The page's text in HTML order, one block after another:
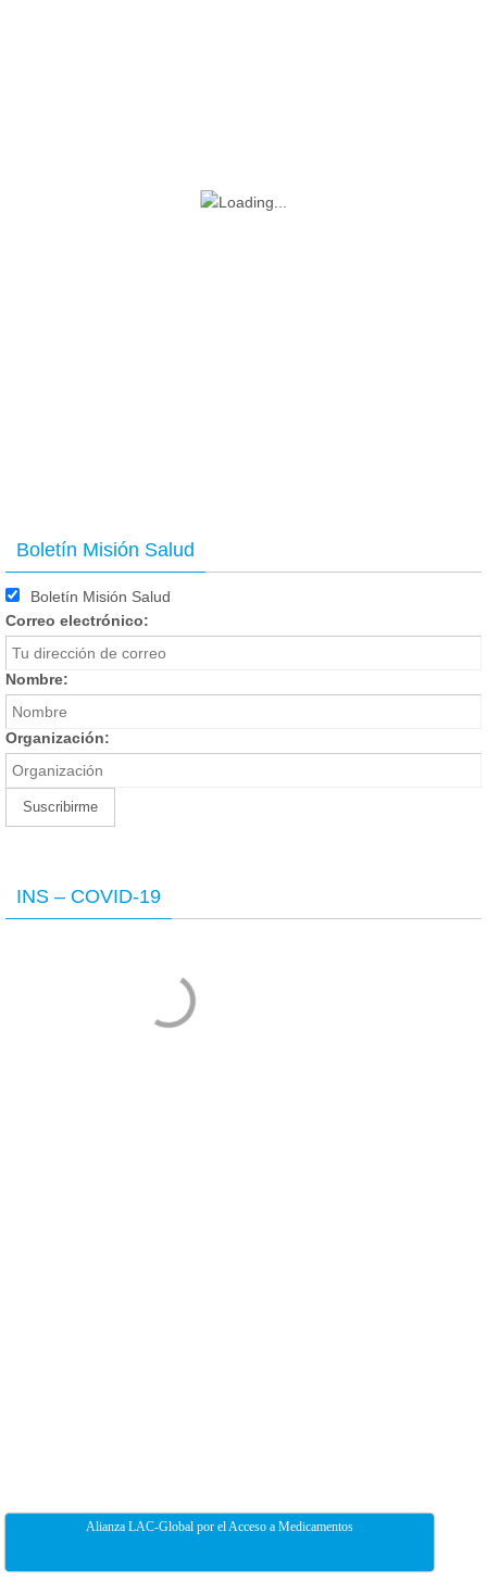
Boletín Misión Salud
Boletín Misión Salud
Correo electrónico:
Nombre:
Organización:
INS – COVID-19
Alianza LAC-Global por el Acceso a Medicamentos